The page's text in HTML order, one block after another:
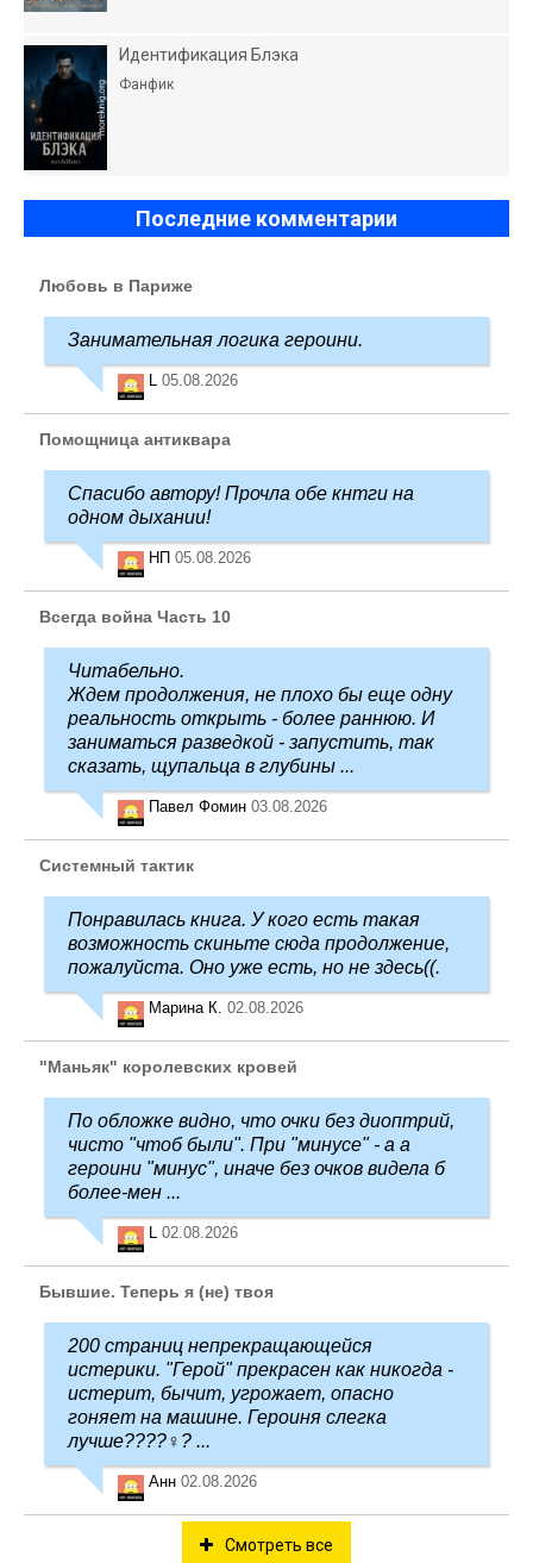
Идентификация Блэка
Фанфик
Последние комментарии
Любовь в Париже
Занимательная логика героини.
L 05.08.2026
Помощница антиквара
Спасибо автору! Прочла обе кнтги на
одном дыхании!
НП 05.08.2026
Всегда война Часть 10
Читабельно.
Ждем продолжения, не плохо бы еще одну
реальность открыть - более раннюю. И
заниматься разведкой - запустить, так
сказать, щупальца в глубины ...
Павел Фомин 03.08.2026
Системный тактик
Понравилась книга. У кого есть такая
возможность скиньте сюда продолжение,
пожалуйста. Оно уже есть, но не здесь((.
Марина К. 02.08.2026
"Маньяк" королевских кровей
По обложке видно, что очки без диоптрий,
чисто "чтоб были". При "минусе" - а а
героини "минус", иначе без очков видела б
более-мен ...
L 02.08.2026
Бывшие. Теперь я (не) твоя
200 страниц непрекращающейся
истерики. "Герой" прекрасен как никогда -
истерит, бычит, угрожает, опасно
гоняет на машине. Героиня слегка
лучше????‍♀️? ...
Анн 02.08.2026
Смотреть все